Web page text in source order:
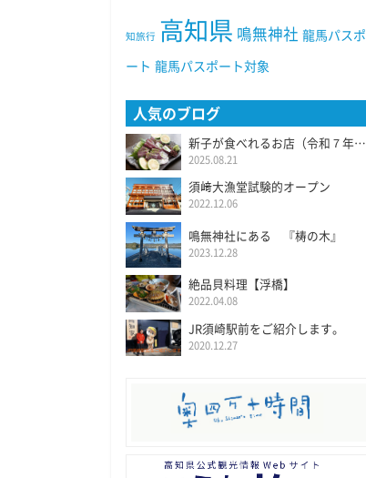
知旅行 高知県 鳴無神社 龍馬パスポ
ート 龍馬パスポート対象
人気のブログ
新子が食べれるお店（令和７年度）
2025.08.21
須﨑大漁堂試験的オープン
2022.12.06
鳴無神社にある 『梼の木』
2023.12.28
絶品貝料理【浮橋】
2022.04.08
JR須崎駅前をご紹介します。
2020.12.27